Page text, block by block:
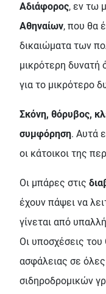
Αδιάφορος, εν τω
Αθηναίων, που θα
δικαιώματα των
μικρότερη δυνατή
για το μικρότερο
Σκόνη, θόρυβος,
συμφόρηση. Αυτά
οι κάτοικοι της
Οι μπάρες στις
έχουν πάψει να
γίνεται από
Οι υποσχέσεις
ασφάλειας σε
σιδηροδρομικών